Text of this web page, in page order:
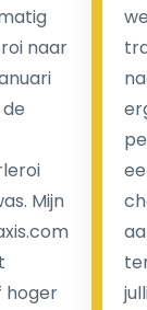
naar
Mijn
hoger